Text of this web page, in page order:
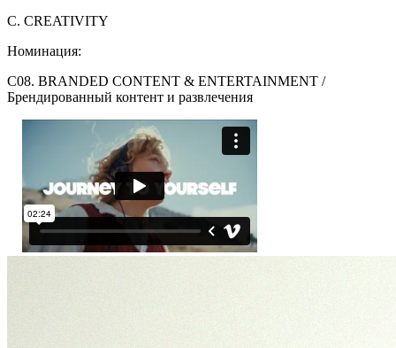
C. CREATIVITY
Номинация:
C08. BRANDED CONTENT & ENTERTAINMENT /
Брендированный контент и развлечения